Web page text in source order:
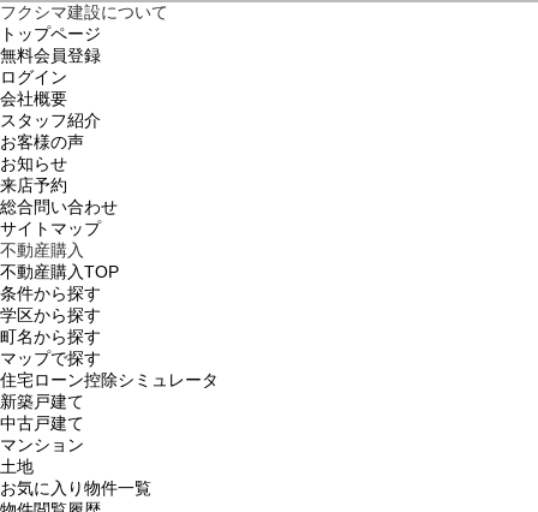
フクシマ建設について
トップページ
無料会員登録
ログイン
会社概要
スタッフ紹介
お客様の声
お知らせ
来店予約
総合問い合わせ
サイトマップ
不動産購入
不動産購入TOP
条件から探す
学区から探す
町名から探す
マップで探す
住宅ローン控除シミュレータ
新築戸建て
中古戸建て
マンション
土地
お気に入り物件一覧